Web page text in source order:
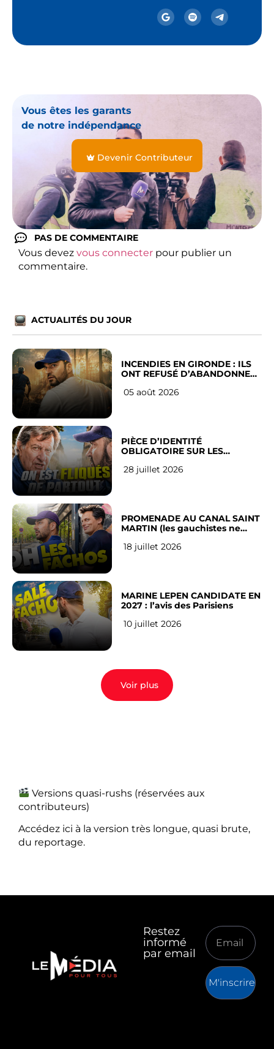
Vous êtes les garants
de notre indépendance
Devenir Contributeur
PAS DE COMMENTAIRE
Vous devez vous connecter pour publier un
commentaire.
ACTUALITÉS DU JOUR
INCENDIES EN GIRONDE : ILS
ONT REFUSÉ D’ABANDONNER
05 août 2026
PIÈCE D’IDENTITÉ
OBLIGATOIRE SUR LES
Français
28 juillet 2026
PROMENADE AU CANAL SAINT
MARTIN (les gauchistes ne
18 juillet 2026
MARINE LEPEN CANDIDATE EN
2027 : l’avis des Parisiens
10 juillet 2026
Voir plus
Versions quasi-rushs (réservées aux
contributeurs)
Accédez ici à la version très longue, quasi brute,
du reportage.
Restez
informé
par email
M'inscrire